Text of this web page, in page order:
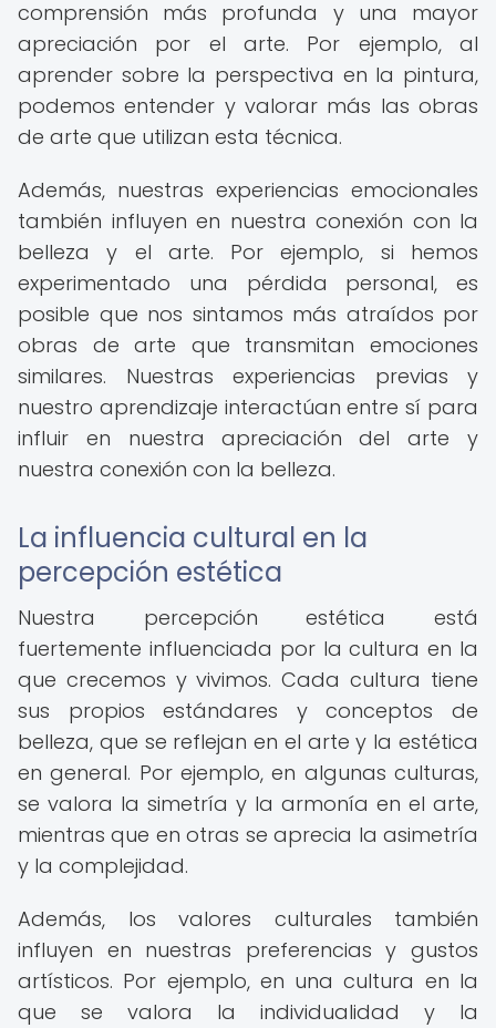
comprensión más profunda y una mayor
apreciación por el arte. Por ejemplo, al
aprender sobre la perspectiva en la pintura,
podemos entender y valorar más las obras
de arte que utilizan esta técnica.
Además, nuestras experiencias emocionales
también influyen en nuestra conexión con la
belleza y el arte. Por ejemplo, si hemos
experimentado una pérdida personal, es
posible que nos sintamos más atraídos por
obras de arte que transmitan emociones
similares. Nuestras experiencias previas y
nuestro aprendizaje interactúan entre sí para
influir en nuestra apreciación del arte y
nuestra conexión con la belleza.
La influencia cultural en la
percepción estética
Nuestra percepción estética está
fuertemente influenciada por la cultura en la
que crecemos y vivimos. Cada cultura tiene
sus propios estándares y conceptos de
belleza, que se reflejan en el arte y la estética
en general. Por ejemplo, en algunas culturas,
se valora la simetría y la armonía en el arte,
mientras que en otras se aprecia la asimetría
y la complejidad.
Además, los valores culturales también
influyen en nuestras preferencias y gustos
artísticos. Por ejemplo, en una cultura en la
que se valora la individualidad y la